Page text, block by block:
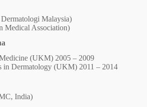
Malaysia)
Medical Association)
(UKM) 2005 – 2009
in Dermatology (UKM) 2011 – 2014
India)